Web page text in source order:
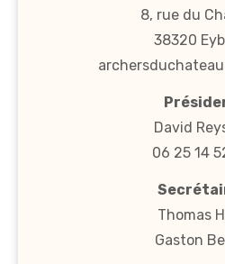
8, rue du
38320
David
06 25 14
Thomas
Gaston